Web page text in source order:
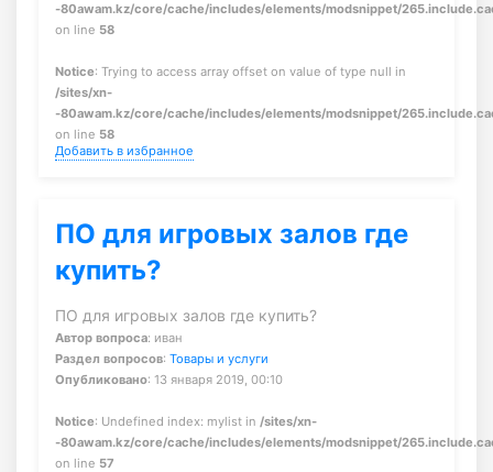
-80awam.kz/core/cache/includes/elements/modsnippet/
on line 58
Notice: Trying to access array offset on value of type null in
/sites/xn-
-80awam.kz/core/cache/includes/elements/modsnippet/
on line 58
Добавить в избранное
ПО для игровых залов где
купить?
ПО для игровых залов где купить?
Автор вопроса: иван
Раздел вопросов: Товары и услуги
Опубликовано: 13 января 2019, 00:10
Notice: Undefined index: mylist in /sites/xn-
-80awam.kz/core/cache/includes/elements/modsnippet/
on line 57